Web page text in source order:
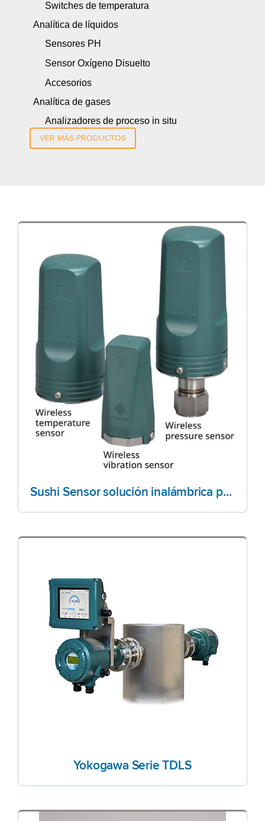
Switches de temperatura
Analítica de líquidos
Sensores PH
Sensor Oxígeno Disuelto
Accesorios
Analítica de gases
Analizadores de proceso in situ
VER MÁS PRODUCTOS
Sushi Sensor solución inalámbrica para IoT Industrial
Yokogawa Serie TDLS